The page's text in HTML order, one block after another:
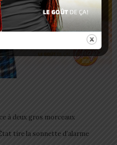
à deux gros morceaux
tire la sonnette d’alarme